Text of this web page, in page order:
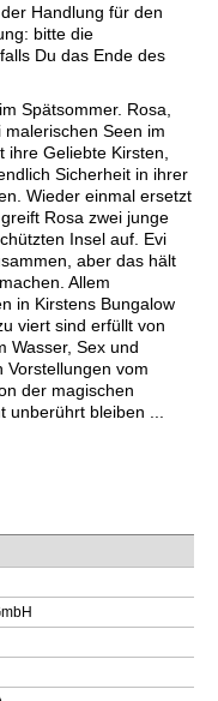
Handlung für den
bitte die
Du das Ende des
Spätsommer. Rosa,
Seen im
ihre Geliebte Kirsten,
Sicherheit in ihrer
Wieder einmal ersetzt
Rosa zwei junge
Insel auf. Evi
aber das hält
Allem
in Kirstens Bungalow
viert sind erfüllt von
Wasser, Sex und
Vorstellungen vom
der magischen
unberührt bleiben ...